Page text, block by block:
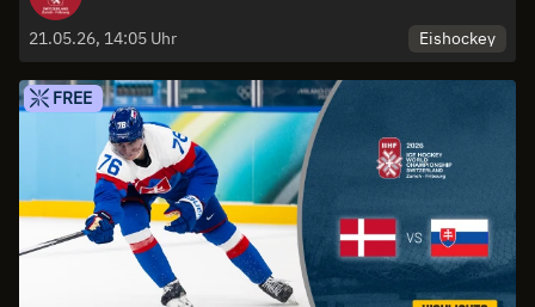
21.05.26, 14:05 Uhr Eishockey
FREE